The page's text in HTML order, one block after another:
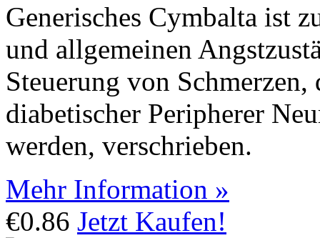
Generisches Cymbalta ist
und allgemeinen
Steuerung von
diabetischer Peripherer
werden, verschrieben.
Mehr Information »
€0.86 Jetzt Kaufen!